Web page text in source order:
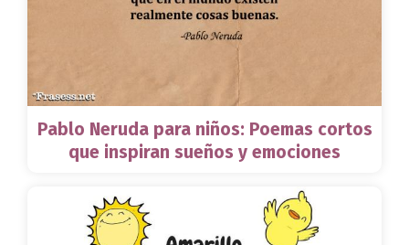
Pablo Neruda para niños: Poemas cortos
que inspiran sueños y emociones